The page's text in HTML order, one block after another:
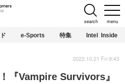
menu
search
e-Sports 特集 Intel Inside
『Vampire Survivors』
2022.10.21 Fri 9:43